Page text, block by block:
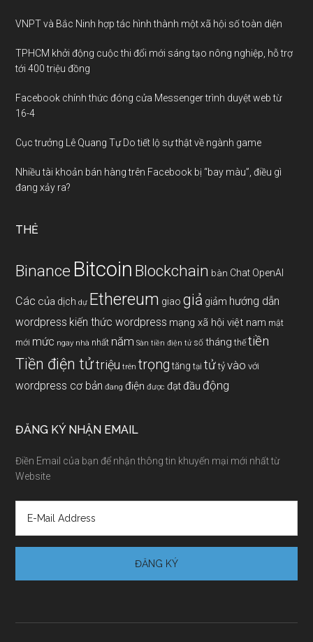
VNPT và Bắc Ninh hợp tác hình thành một xã hội số toàn diện
TPHCM khởi động cuộc thi đổi mới sáng tạo nông nghiệp, hỗ trợ
tới 400 triệu đồng
Facebook chính thức đóng cửa Messenger trình duyệt web từ
16-4
Cục trưởng Lê Quang Tự Do tiết lộ sự thật về ngành game
Nhiều tài khoản bán hàng trên Facebook bị “bay màu”, điều gì
đang xảy ra?
THẺ
Binance Bitcoin Blockchain bàn Chat OpenAI
Các của dịch dự Ethereum giao giả giảm hướng dẫn
wordpress kiến thức wordpress mạng xã hội việt nam mật
mới mức ngay nhà nhất năm Sàn tiền điện tử số tháng thế tiền
Tiền điện tửtriệu trên trọng tăng tại tử tỷ vào với
wordpress cơ bản đang điện được đạtđầu động
ĐĂNG KÝ NHẬN EMAIL
Điền Email của bạn để nhận thông tin khuyến mại mới nhất từ
Website